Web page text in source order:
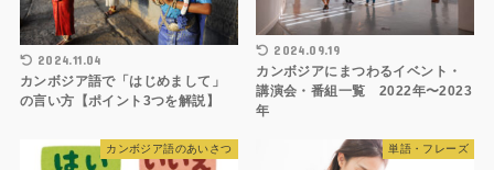
2024.11.04
カンボジア語で「はじめまして」
の言い方【ポイント3つを解説】
2024.09.19
カンボジアにまつわるイベント・
講演会・番組一覧 2022年〜2023
年
カンボジア語のあいさつ 単語・フレーズ